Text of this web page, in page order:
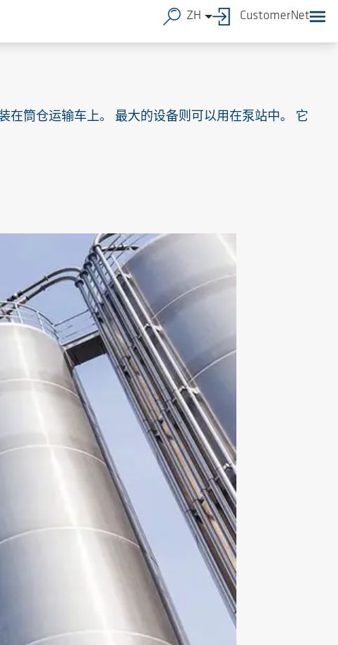
在筒仓运输车上。 最大的设备则可以用在泵站中。 它
ZH CustomerNet